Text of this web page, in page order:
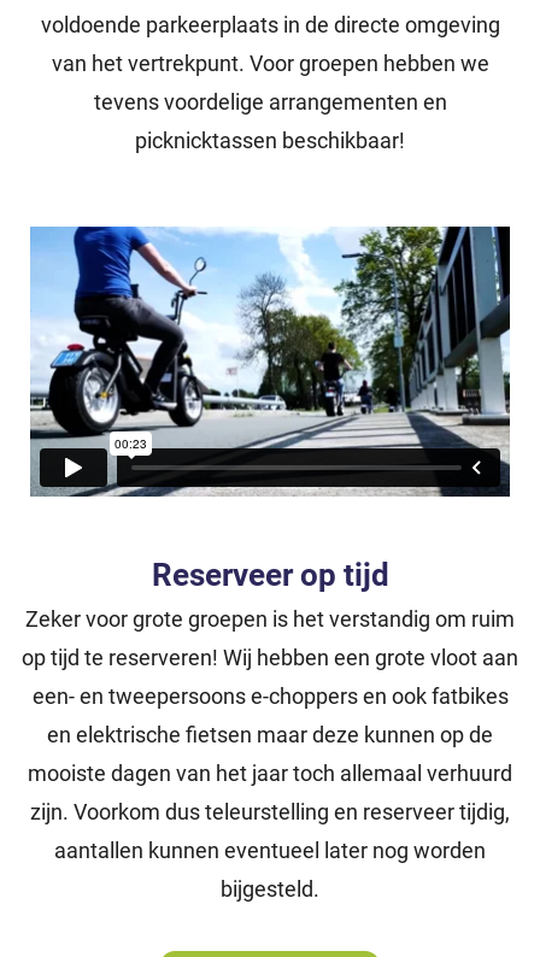
voldoende parkeerplaats in de directe omgeving
van het vertrekpunt. Voor groepen hebben we
tevens voordelige arrangementen en
picknicktassen beschikbaar!
Reserveer op tijd
Zeker voor grote groepen is het verstandig om ruim
op tijd te reserveren! Wij hebben een grote vloot aan
een- en tweepersoons e-choppers en ook fatbikes
en elektrische fietsen maar deze kunnen op de
mooiste dagen van het jaar toch allemaal verhuurd
zijn. Voorkom dus teleurstelling en reserveer tijdig,
aantallen kunnen eventueel later nog worden
bijgesteld.